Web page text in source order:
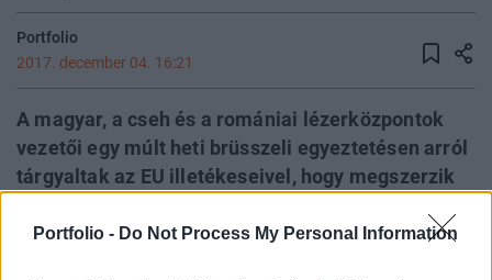
Portfolio - Do Not Process My Personal Information
Portfolio
2017. december 04. 16:21
A magyar, a cseh és a romániai lézerközpontok
vezetői egy múlt heti brüsszeli egyeztetésen arról
tárgyaltak az EU illetékeseivel, hogy megszerzik
minősítést, mert ez amellett, hogy a felépült